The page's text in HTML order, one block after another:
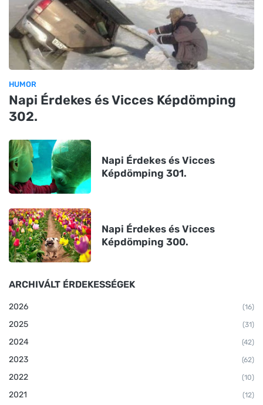
HUMOR
Napi Érdekes és Vicces Képdömping
302.
Napi Érdekes és Vicces
Képdömping 301.
Napi Érdekes és Vicces
Képdömping 300.
ARCHIVÁLT ÉRDEKESSÉGEK
2026 (16)
2025 (31)
2024 (42)
2023 (62)
2022 (10)
2021 (12)